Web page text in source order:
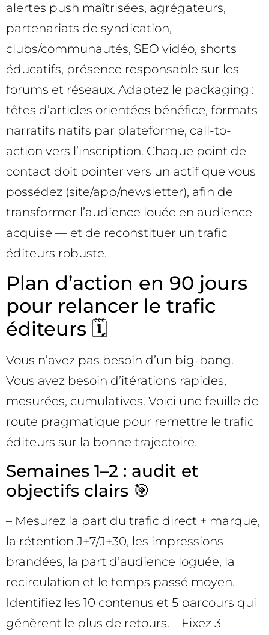
alertes push maîtrisées, agrégateurs,
partenariats de syndication,
clubs/communautés, SEO vidéo, shorts
éducatifs, présence responsable sur les
forums et réseaux. Adaptez le packaging :
têtes d’articles orientées bénéfice, formats
narratifs natifs par plateforme, call-to-
action vers l’inscription. Chaque point de
contact doit pointer vers un actif que vous
possédez (site/app/newsletter), afin de
transformer l’audience louée en audience
acquise — et de reconstituer un trafic
éditeurs robuste.
Plan d’action en 90 jours
pour relancer le trafic
éditeurs 🗓️
Vous n’avez pas besoin d’un big-bang.
Vous avez besoin d’itérations rapides,
mesurées, cumulatives. Voici une feuille de
route pragmatique pour remettre le trafic
éditeurs sur la bonne trajectoire.
Semaines 1–2 : audit et
objectifs clairs 🎯
– Mesurez la part du trafic direct + marque,
la rétention J+7/J+30, les impressions
brandées, la part d’audience loguée, la
recirculation et le temps passé moyen. –
Identifiez les 10 contenus et 5 parcours qui
génèrent le plus de retours. – Fixez 3